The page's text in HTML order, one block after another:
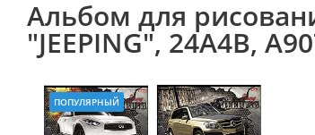
Альбом для
"JEEPING", 24А4В,
ПОПУЛЯРНЫЙ